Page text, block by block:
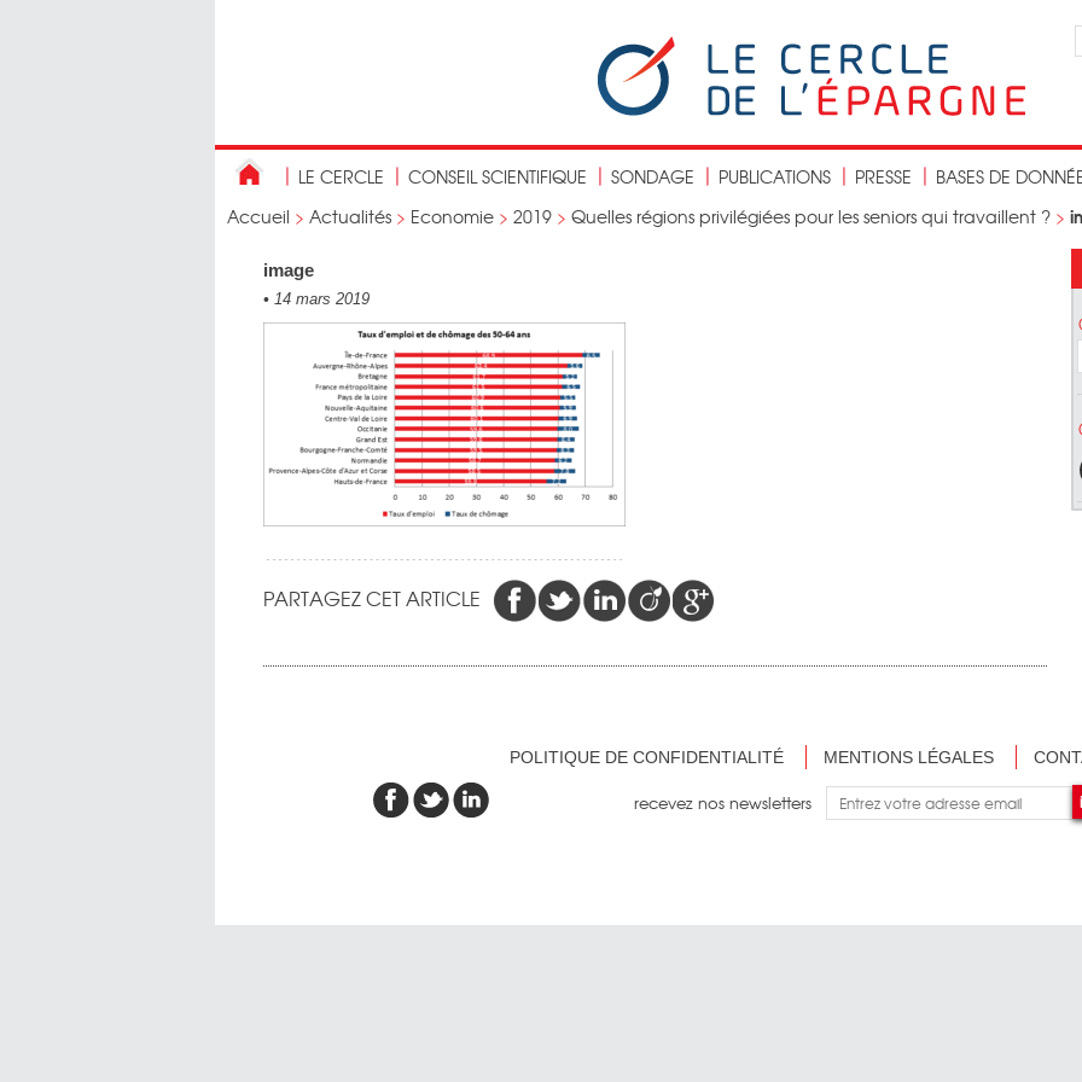
LE CERCLE CONSEIL SCIENTIFIQUE SONDAGE PUBLICATIONS PRESSE
BASES DE
Accueil > Actualités > Economie > 2019 > Quelles régions privilégiées pour les seniors qui travaillent ? >
image
• 14 mars 2019
PARTAGEZ CET ARTICLE
POLITIQUE DE CONFIDENTIALITÉ MENTIONS LÉGALES
recevez nos newsletters